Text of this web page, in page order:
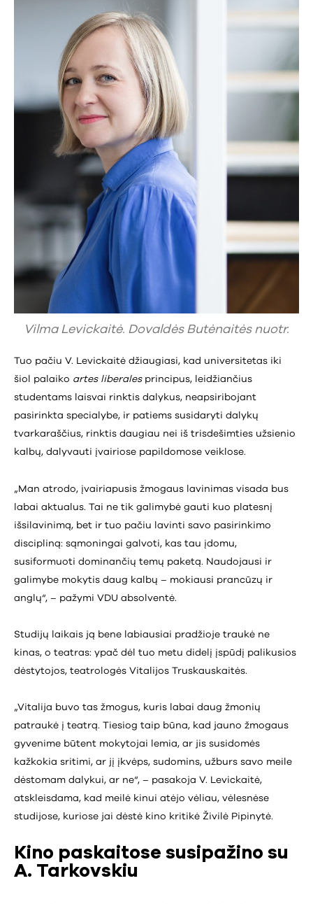
Vilma Levickaitė. Dovaldės Butėnaitės nuotr.
Tuo pačiu V. Levickaitė džiaugiasi, kad universitetas iki
šiol palaiko artes liberalesprincipus, leidžiančius
studentams laisvai rinktis dalykus, neapsiribojant
pasirinkta specialybe, ir patiems susidaryti dalykų
tvarkaraščius, rinktis daugiau nei iš trisdešimties užsienio
kalbų, dalyvauti įvairiose papildomose veiklose.
„Man atrodo, įvairiapusis žmogaus lavinimas visada bus
labai aktualus. Tai ne tik galimybė gauti kuo platesnį
išsilavinimą, bet ir tuo pačiu lavinti savo pasirinkimo
discipliną: sąmoningai galvoti, kas tau įdomu,
susiformuoti dominančių temų paketą. Naudojausi ir
galimybe mokytis daug kalbų – mokiausi prancūzų ir
anglų“, – pažymi VDU absolventė.
Studijų laikais ją bene labiausiai pradžioje traukė ne
kinas, o teatras: ypač dėl tuo metu didelį įspūdį palikusios
dėstytojos, teatrologės Vitalijos Truskauskaitės.
„Vitalija buvo tas žmogus, kuris labai daug žmonių
patraukė į teatrą. Tiesiog taip būna, kad jauno žmogaus
gyvenime būtent mokytojai lemia, ar jis susidomės
kažkokia sritimi, ar jį įkvėps, sudomins, užburs savo meile
dėstomam dalykui, ar ne“, – pasakoja V. Levickaitė,
atskleisdama, kad meilė kinui atėjo vėliau, vėlesnėse
studijose, kuriose jai dėstė kino kritikė Živilė Pipinytė.
Kino paskaitose susipažino su
A. Tarkovskiu